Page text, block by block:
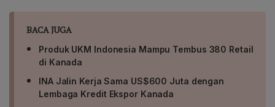
BACA JUGA
Produk UKM Indonesia Mampu Tembus 380 Retail
di Kanada
INA Jalin Kerja Sama US$600 Juta dengan
Lembaga Kredit Ekspor Kanada